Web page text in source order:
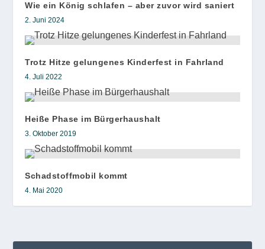
Wie ein König schlafen – aber zuvor wird saniert
2. Juni 2024
Trotz Hitze gelungenes Kinderfest in Fahrland
4. Juli 2022
Heiße Phase im Bürgerhaushalt
3. Oktober 2019
Schadstoffmobil kommt
4. Mai 2020